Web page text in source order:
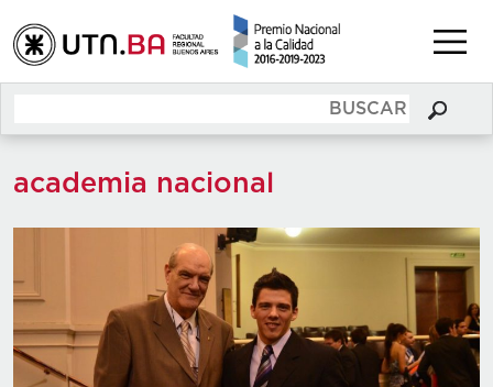
academia nacional